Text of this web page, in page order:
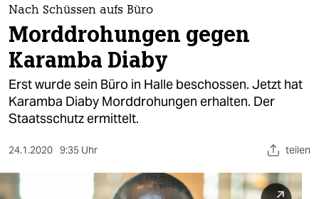
themen
politik
öko
gesellschaft
sport
Nach Schüssen aufs Büro
Morddrohungen gegen
Karamba Diaby
Erst wurde sein Büro in Halle beschossen. Jetzt hat
Karamba Diaby Morddrohungen erhalten. Der
Staatsschutz ermittelt.
24.1.2020 9:35 Uhr teilen